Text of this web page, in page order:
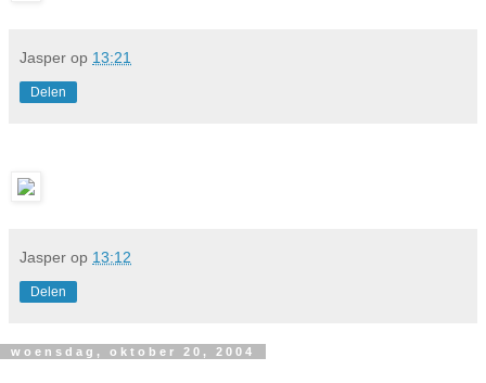
Jasper op 13:21
Delen
Jasper op 13:12
Delen
woensdag, oktober 20, 2004